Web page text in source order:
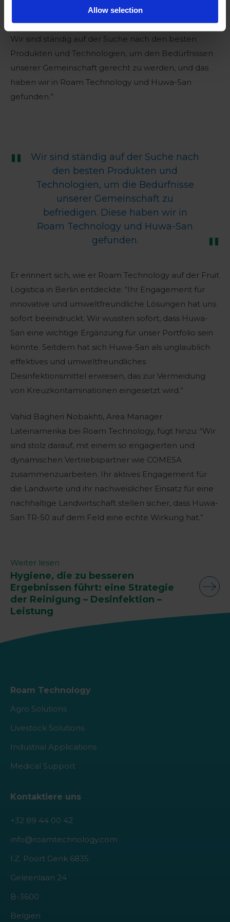
Allow selection
Landwirten integrierte Lösungen anzubieten, die sich
positiv auf ihre Erträge und Rentabilität auswirken.
Wir sind ständig auf der Suche nach den besten
Produkten und Technologien, um den Bedürfnissen
unserer Gemeinschaft gerecht zu werden, und das
haben wir in Roam Technology und Huwa-San
gefunden.”
Wir sind ständig auf der Suche nach
den besten Produkten und
Technologien, um die Bedürfnisse
unserer Gemeinschaft zu
befriedigen. Diese haben wir in
Roam Technology und Huwa-San
gefunden.
Er erinnert sich, wie er Roam Technology auf der Fruit
Logistica in Berlin entdeckte: “Ihr Engagement für
innovative und umweltfreundliche Lösungen hat uns
sofort beeindruckt. Wir wussten sofort, dass Huwa-
San eine wichtige Ergänzung für unser Portfolio sein
könnte. Seitdem hat sich Huwa-San als unglaublich
effektives und umweltfreundliches
Desinfektionsmittel erwiesen, das zur Vermeidung
von Kreuzkontaminationen eingesetzt wird.”
Vahid Bagheri Nobakhti, Area Manager
Lateinamerika bei Roam Technology, fügt hinzu: “Wir
sind stolz darauf, mit einem so engagierten und
dynamischen Vertriebspartner wie COMESA
zusammenzuarbeiten. Ihr aktives Engagement für
die Landwirte und ihr nachweislicher Einsatz für eine
nachhaltige Landwirtschaft stellen sicher, dass Huwa-
San TR-50 auf dem Feld eine echte Wirkung hat.”
Weiter lesen
Hygiene, die zu besseren
Ergebnissen führt: eine Strategie
der Reinigung – Desinfektion –
Leistung
Roam Technology
Agro Solutions
Livestock Solutions
Industrial Applications
Medical Support
Kontaktiere uns
+32 89 44 00 42
info@roamtechnology.com
I.Z. Poort Genk 6835
Geleenlaan 24
B-3600
Belgien